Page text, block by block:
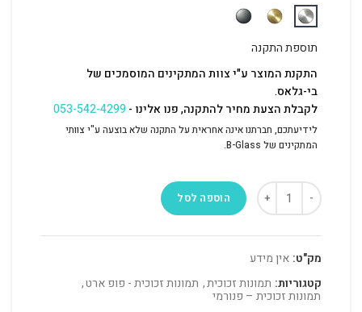
תוספת התקנה
התקנת המוצר ע"י צוות המתקינים המוסמכים של
בי-גלאס.
לקבלת הצעת מחיר להתקנה, פנו אלינו -053-542-4299
לידיעתכם, חברתנו אינה אחראית על התקנה שלא בוצעה ע"י צוותי
המתקינים של B-Glass.
הוספה לסל
מק"ט: אין מידע
קטגוריות: תמונות זכוכית, תמונות זכוכית - פופ ארט,
תמונות זכוכית – פנורמי